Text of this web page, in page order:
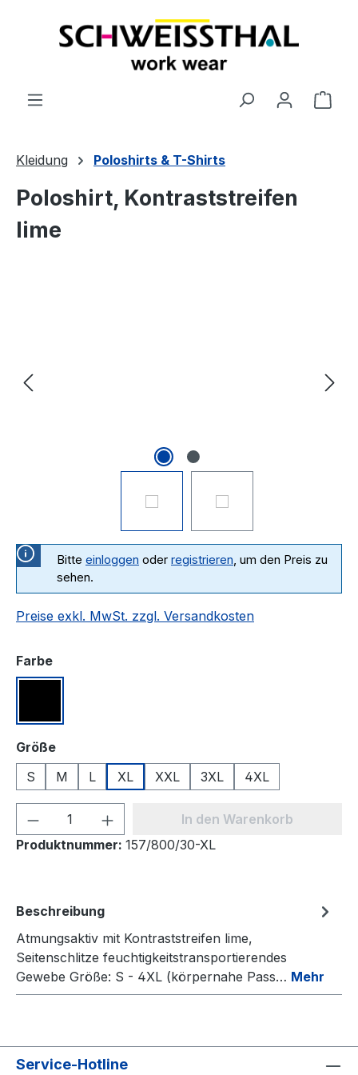
Kleidung Poloshirts & T-Shirts
Poloshirt, Kontraststreifen
lime
Bitte einloggen oder registrieren, um den Preis zu
sehen.
Preise exkl. MwSt. zzgl. Versandkosten
Farbeauswählen
Größeauswählen
S
M L XL XXL 3XL 4XL
Produkt Anzahl: Gib denIn den Warenkorb
Produktnummer: 157/800/30-XL
Beschreibung
Atmungsaktiv mit Kontraststreifen lime,
Seitenschlitze feuchtigkeitstransportierendes
Gewebe Größe: S - 4XL (körpernahe Pass… Mehr
Service-Hotline